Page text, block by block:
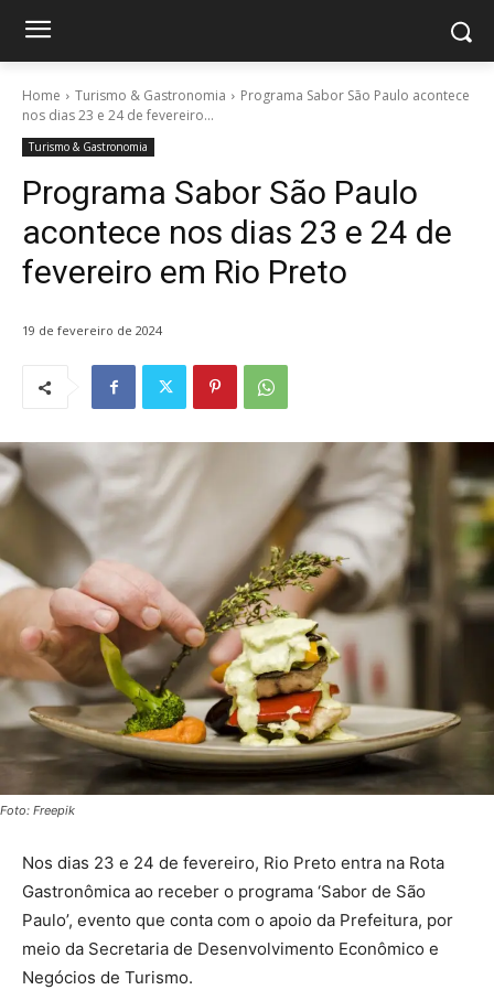
Home Turismo & Gastronomia
Programa Sabor São Paulo acontece
nos dias 23 e 24 de fevereiro...
Turismo & Gastronomia
Programa Sabor São Paulo
acontece nos dias 23 e 24 de
fevereiro em Rio Preto
19 de fevereiro de 2024
Foto: Freepik
Nos dias 23 e 24 de fevereiro, Rio Preto entra na Rota
Gastronômica ao receber o programa ‘Sabor de São
Paulo’, evento que conta com o apoio da Prefeitura, por
meio da Secretaria de Desenvolvimento Econômico e
Negócios de Turismo.